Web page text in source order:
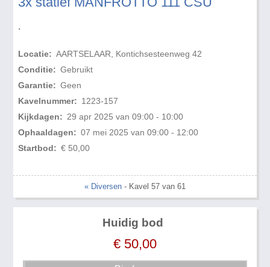
.
Locatie: AARTSELAAR, Kontichsesteenweg 42
Conditie: Gebruikt
Garantie: Geen
Kavelnummer: 1223-157
Kijkdagen: 29 apr 2025 van 09:00 - 10:00
Ophaaldagen: 07 mei 2025 van 09:00 - 12:00
Startbod: € 50,00
« Diversen - Kavel 57 van 61
Huidig bod
€ 50,00